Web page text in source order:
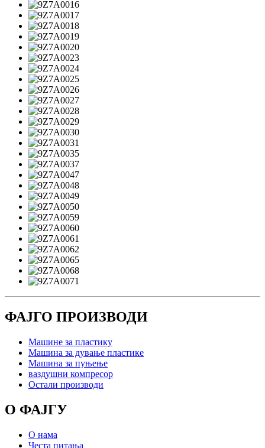
ФАЈГО ПРОИЗВОДИ
Машине за пластику
Машина за дување пластике
Машина за пуњење
ваздушни компресор
Остали производи
О ФАЈГУ
О нама
Честа питања